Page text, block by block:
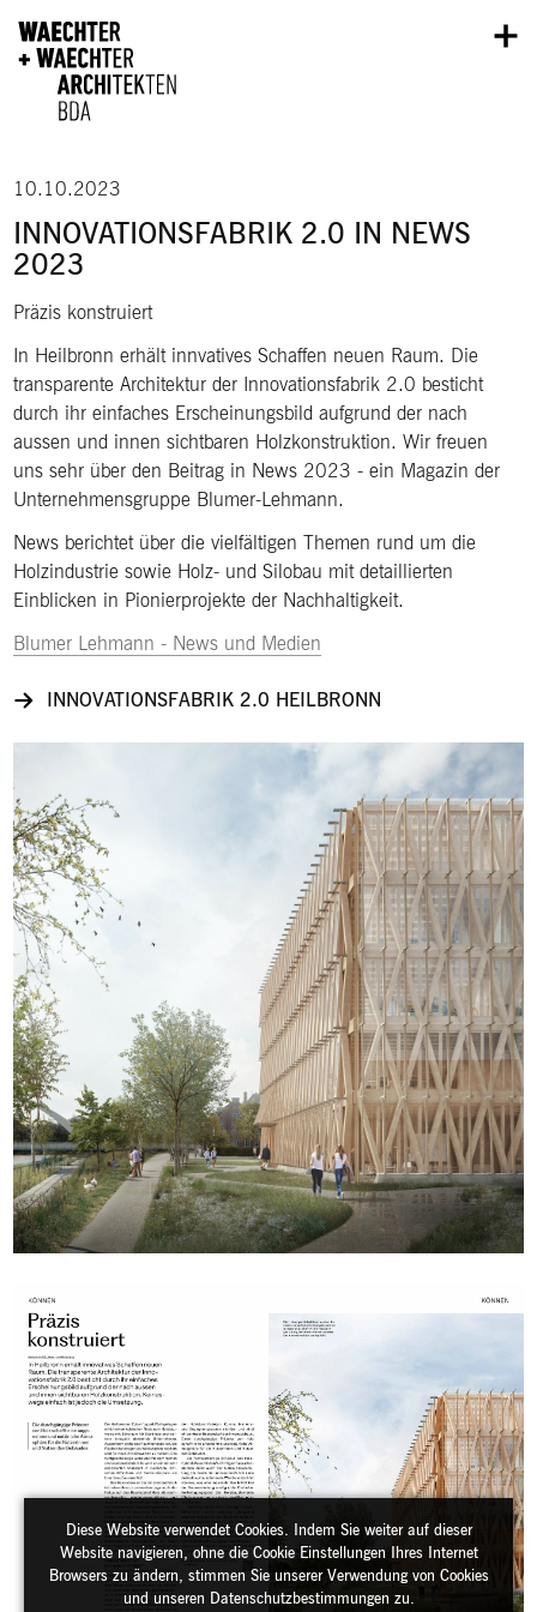
10.10.2023
INNOVATIONSFABRIK 2.0 IN NEWS
2023
Präzis konstruiert
In Heilbronn erhält innvatives Schaffen neuen Raum. Die
transparente Architektur der Innovationsfabrik 2.0 besticht
durch ihr einfaches Erscheinungsbild aufgrund der nach
aussen und innen sichtbaren Holzkonstruktion. Wir freuen
uns sehr über den Beitrag in News 2023 - ein Magazin der
Unternehmensgruppe Blumer-Lehmann.
News berichtet über die vielfältigen Themen rund um die
Holzindustrie sowie Holz- und Silobau mit detaillierten
Einblicken in Pionierprojekte der Nachhaltigkeit.
Blumer Lehmann - News und Medien
INNOVATIONSFABRIK 2.0 HEILBRONN
Diese Website verwendet Cookies. Indem Sie weiter auf dieser
Website navigieren, ohne die Cookie Einstellungen Ihres Internet
Browsers zu ändern, stimmen Sie unserer Verwendung von Cookies
und unseren Datenschutzbestimmungen zu.